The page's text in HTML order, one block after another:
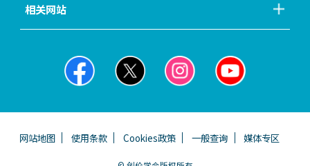
相关网站
网站地图 使用条款 Cookies政策 一般查询 媒体专区